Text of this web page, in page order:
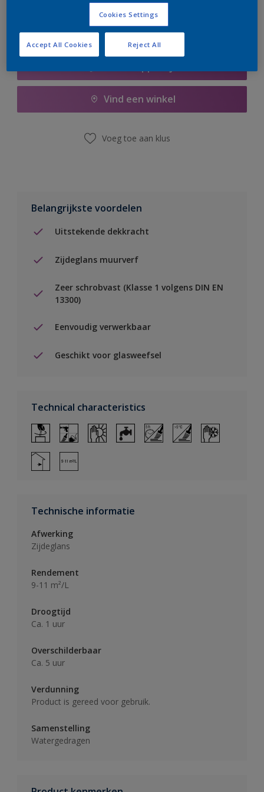
Vind een winkel
Voeg toe aan klus
Belangrijkste voordelen
Uitstekende dekkracht
Zijdeglans muurverf
Zeer schrobvast (Klasse 1 volgens DIN EN
13300)
Eenvoudig verwerkbaar
Geschikt voor glasweefsel
Technical characteristics
Technische informatie
Afwerking
Zijdeglans
Rendement
9-11 m²/L
Droogtijd
Ca. 1 uur
Overschilderbaar
Ca. 5 uur
Verdunning
Product is gereed voor gebruik.
Samenstelling
Watergedragen
Cookies Settings
Reject All
Accept All Cookies